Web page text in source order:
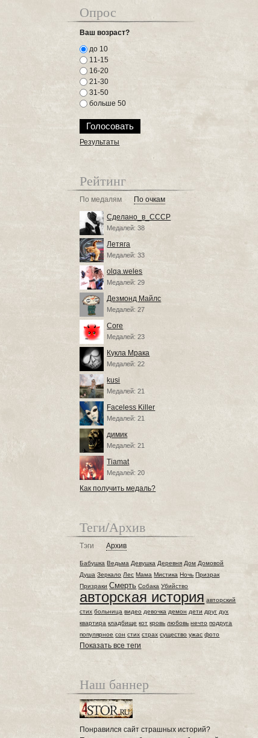
Опрос
Ваш возраст?
до 10
11-15
16-20
21-30
31-50
больше 50
Результаты
Рейтинг
По медалям По очкам
Сделано_в_СССР
Медалей: 38
Летяга
Медалей: 33
olqa.weles
Медалей: 29
Дезмонд Майлс
Медалей: 27
Core
Медалей: 23
Кукла Мрака
Медалей: 22
kusi
Медалей: 21
Faceless Killer
Медалей: 21
димик
Медалей: 21
Tiamat
Медалей: 20
Как получить медаль?
Теги/Архив
Тэги Архив
Бабушка Ведьма Девушка Деревня Дом Домовой
Душа Зеркало Лес Мама Мистика Ночь Призрак
Призраки Смерть Собака Убийство
авторская история авторский
стих больница видео девочка демон дети друг дух
квартира кладбище кот кровь любовь нечто подруга
популярное сон стих страх существо ужас фото
Показать все теги
Наш баннер
Понравился сайт страшных историй?